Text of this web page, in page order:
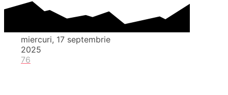
miercuri, 17 septembrie
2025
76